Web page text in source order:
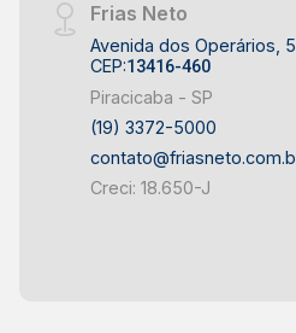
Frias Neto
Avenida dos Operários,
CEP:13416-460
Piracicaba - SP
(19) 3372-5000
Creci: 18.650-J